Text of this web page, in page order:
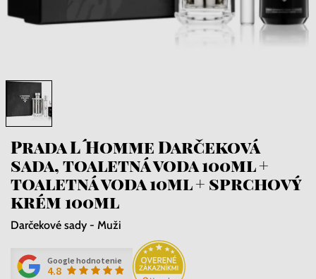
Prada L´Homme Darčeková
sada, toaletná voda 100ml +
toaletná voda 10ml + sprchový
krém 100ml
Darčekové sady - Muži
Google hodnotenie
4.8